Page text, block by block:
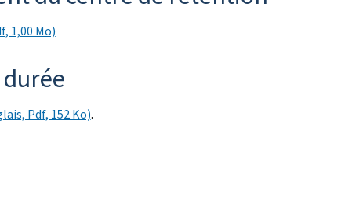
1,00 Mo)
Pdf, 152 Ko).